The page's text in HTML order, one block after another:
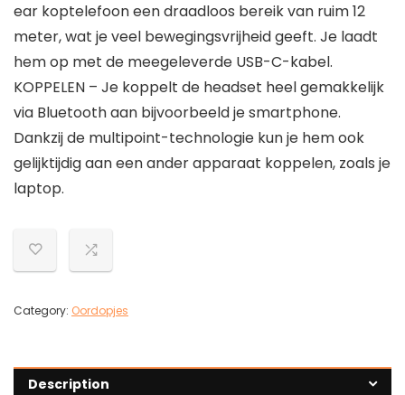
ear koptelefoon een draadloos bereik van ruim 12
meter, wat je veel bewegingsvrijheid geeft. Je laadt
hem op met de meegeleverde USB-C-kabel.
KOPPELEN – Je koppelt de headset heel gemakkelijk
via Bluetooth aan bijvoorbeeld je smartphone.
Dankzij de multipoint-technologie kun je hem ook
gelijktijdig aan een ander apparaat koppelen, zoals je
laptop.
Category: Oordopjes
Description